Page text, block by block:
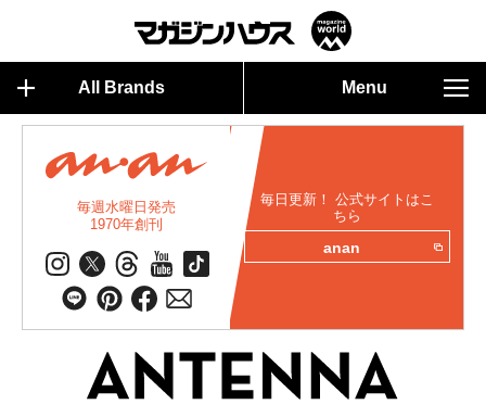
All Brands Menu
毎週水曜日発売
1970年創刊
毎日更新！ 公式サイトはこ
ちら
anan